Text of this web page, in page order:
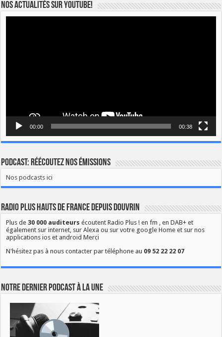
Nos actualités sur YOUTUBE!
00:00 00:38
Podcast: Réécoutez nos émissions
Nos podcasts ici
Radio Plus Hauts de France depuis Douvrin
Plus de30 000 auditeurs écoutent Radio Plus ! en fm , en DAB+ et
également sur internet, sur Alexa ou sur votre google Home et sur nos
applications ios et android Merci
N'hésitez pas à nous contacter par téléphone au 09 52 22 22 07
Notre dernier podcast à la une